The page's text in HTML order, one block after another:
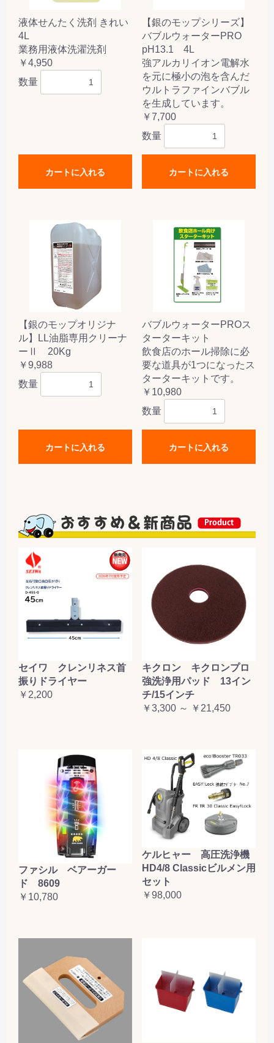
液体せんたく洗剤 きれい
4L
業務用液体洗濯洗剤
￥4,950
数量
カートに入れる
【銀のモップシリーズ】
バブルウォーターPRO
pH13.1 4L
強アルカリイオン電解水
を元に極小の泡を含んだ
ウルトラファインバブル
を生成しています。
￥7,700
数量
カートに入れる
【銀のモップオリジナ
ル】LL油脂専用クリーナ
ーⅡ 20Kg
￥9,988
数量
カートに入れる
バブルウォーターPROス
ターターキット
飲食店のホール掃除に必
要な道具が1つになったス
ターターキットです。
￥10,980
数量
カートに入れる
セイワ クレンリネス首
振りドライヤー
￥2,200
キクロン キクロンプロ
強洗浄用パッド 13イン
チ/15インチ
￥3,300 ～ ￥21,450
ファシル ベアーガー
ド 8609
￥10,780
ケルヒャー 高圧洗浄機
HD4/8 Classicビルメン用
セット
￥98,000